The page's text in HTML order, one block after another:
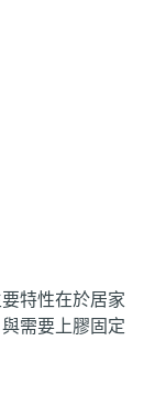
特性在於居家
需要上膠固定